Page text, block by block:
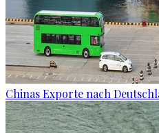
Chinas Exporte nach